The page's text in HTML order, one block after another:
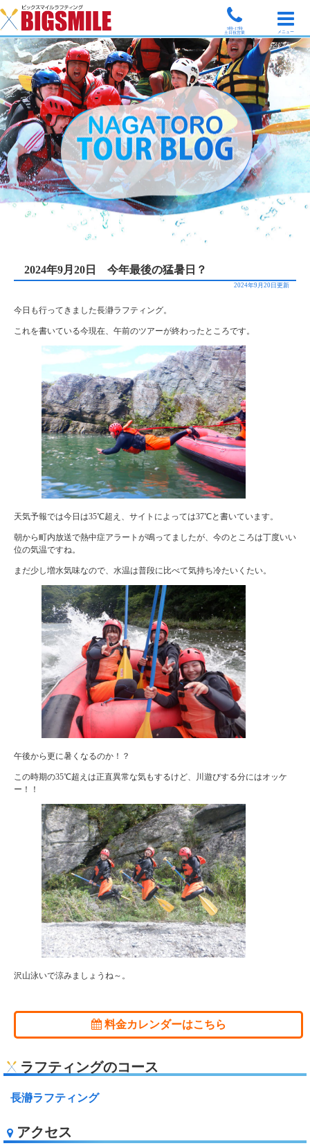
9時-17時
土日祝営業
メニュー
2024年9月20日 今年最後の猛暑日？
2024年9月20日更新
今日も行ってきました長瀞ラフティング。
これを書いている今現在、午前のツアーが終わったところです。
天気予報では今日は35℃超え、サイトによっては37℃と書いています。
朝から町内放送で熱中症アラートが鳴ってましたが、今のところは丁度いい
位の気温ですね。
まだ少し増水気味なので、水温は普段に比べて気持ち冷たいくたい。
午後から更に暑くなるのか！？
この時期の35℃超えは正直異常な気もするけど、川遊びする分にはオッケ
ー！！
沢山泳いで涼みましょうね～。
料金カレンダーはこちら
ラフティングのコース
長瀞ラフティング
アクセス